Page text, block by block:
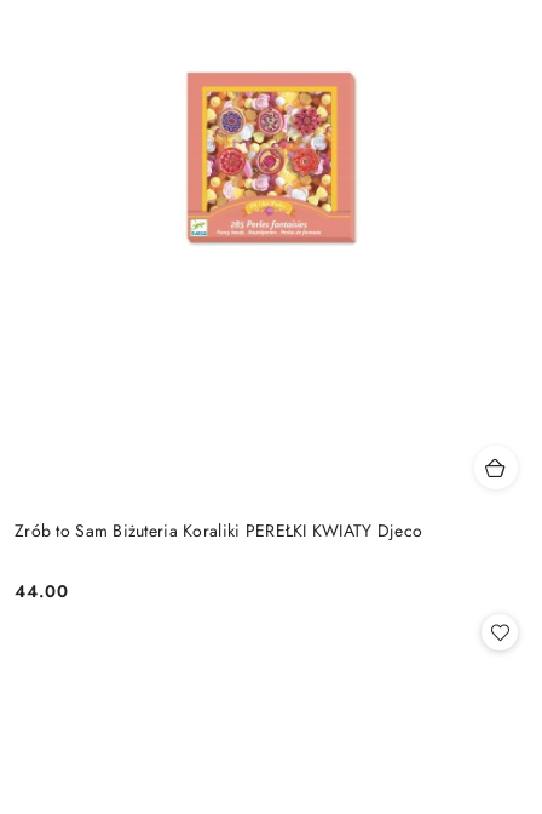
Zrób to Sam Biżuteria Koraliki PEREŁKI KWIATY Djeco
Cena:
44.00